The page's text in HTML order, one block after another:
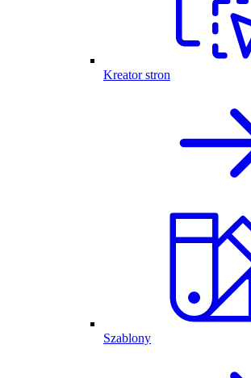
Kreator stron
Szablony